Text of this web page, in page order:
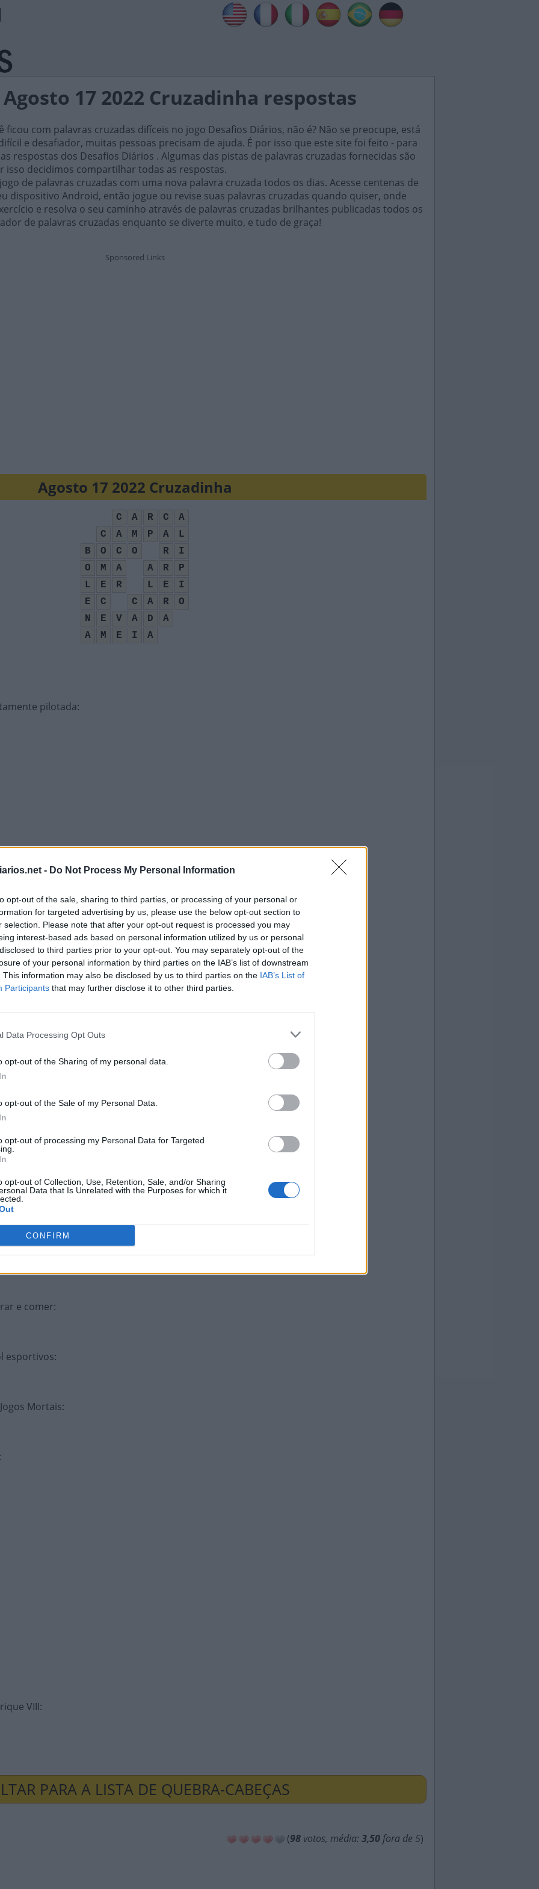
- Do Not Process My Personal Information
opt-out of the sale, sharing to third parties, or processing of your personal or
for targeted advertising by us, please use the below opt-out section to
selection. Please note that after your opt-out request is processed you may
interest-based ads based on personal information utilized by us or personal
to third parties prior to your opt-out. You may separately opt-out of the
of your personal information by third parties on the IAB’s list of downstream
This information may also be disclosed by us to third parties on the IAB’s List of
Participants that may further disclose it to other third parties.
Data Processing Opt Outs
opt-out of the Sharing of my personal data.
opt-out of the Sale of my Personal Data.
opt-out of processing my Personal Data for Targeted
opt-out of Collection, Use, Retention, Sale, and/or Sharing
Data that Is Unrelated with the Purposes for which it
CONFIRM
17 2022 Cruzadinha respostas
ficou com palavras cruzadas difíceis no jogo Desafios Diários, não é? Não se preocupe, está
e desafiador, muitas pessoas precisam de ajuda. É por isso que este site foi feito - para
respostas dos Desafios Diários . Algumas das pistas de palavras cruzadas fornecidas são
isso decidimos compartilhar todas as respostas.
de palavras cruzadas com uma nova palavra cruzada todos os dias. Acesse centenas de
dispositivo Android, então jogue ou revise suas palavras cruzadas quando quiser, onde
e resolva o seu caminho através de palavras cruzadas brilhantes publicadas todos os
de palavras cruzadas enquanto se diverte muito, e tudo de graça!
Agosto 17 2022 Cruzadinha
C A R C
A
C
A M P A
L
B
O C O R
I
O
M A A R
P
L
E R L E
I
E
C C A R
O
N
E V A D
A
A
M E I A
pilotada:
improvisado:
de Las Vegas:
:
:
e comer:
esportivos:
Mortais:
:
VIII:
PARA A LISTA DE QUEBRA-CABEÇAS
(98 votos, média: 3,50 fora de 5)